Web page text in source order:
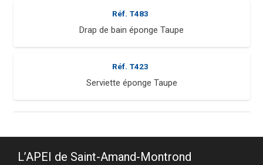
Réf. T483
Drap de bain éponge Taupe
Réf. T423
Serviette éponge Taupe
L’APEI de Saint-Amand-Montrond